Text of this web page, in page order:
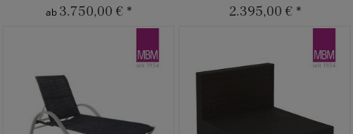
ab 3.750,00 € * 2.395,00 € *